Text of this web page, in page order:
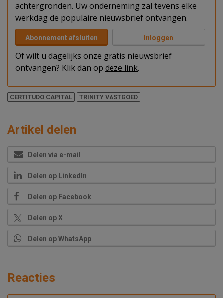
achtergronden. Uw onderneming zal tevens elke
werkdag de populaire nieuwsbrief ontvangen.
Abonnement afsluiten Inloggen
Of wilt u dagelijks onze gratis nieuwsbrief
ontvangen? Klik dan op deze link.
CERTITUDO CAPITAL TRINITY VASTGOED
Artikel delen
Delen via e-mail
Delen op LinkedIn
Delen op Facebook
Delen op X
Delen op WhatsApp
Reacties